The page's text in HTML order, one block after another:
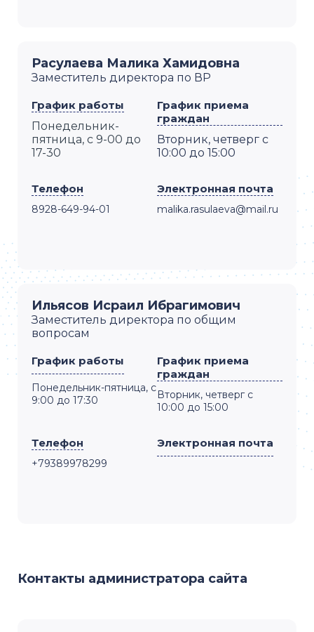
Расулаева Малика Хамидовна
Заместитель директора по ВР
График работы
Понедельник-
пятница, с 9-00 до
17-30
График приема
граждан
Вторник, четверг с
10:00 до 15:00
Телефон
8928-649-94-01
Электронная почта
malika.rasulaeva@mail.ru
Ильясов Исраил Ибрагимович
Заместитель директора по общим
вопросам
График работы
Понедельник-пятница, с
9:00 до 17:30
График приема
граждан
Вторник, четверг с
10:00 до 15:00
Телефон
+79389978299
Электронная почта
Контакты администратора сайта